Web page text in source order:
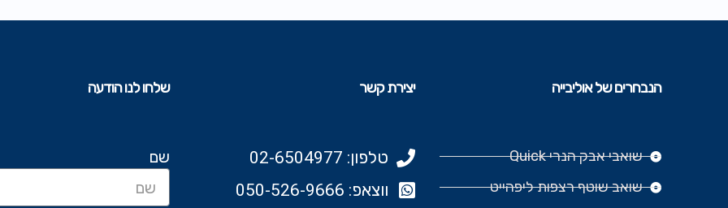
הנבחרים של אוליבייה
שואבי אבק הנרי Quick
שואב שוטף רצפות ליפהייט
יצירת קשר
טלפון: 02-6504977
ווצאפ: 050-526-9666‬
שלחו לנו הודעה
שם